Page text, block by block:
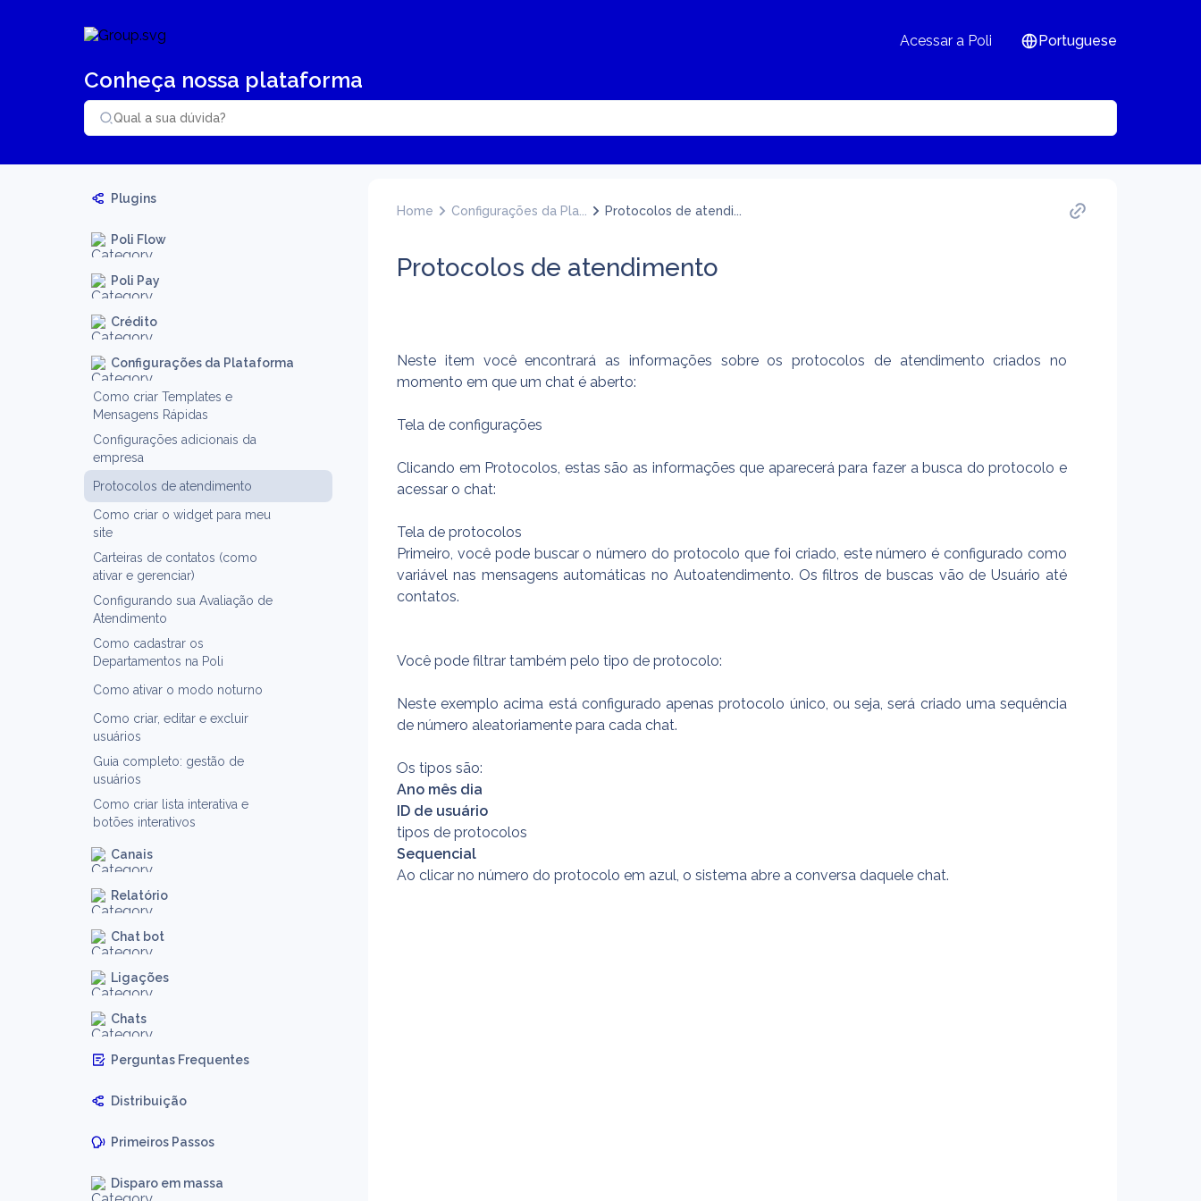
Acessar a Poli Portuguese
Conheça nossa plataforma
Plugins
Poli Flow
Poli Pay
Crédito
Configurações da Plataforma
Como criar Templates e
Mensagens Rápidas
Configurações adicionais da
empresa
Protocolos de atendimento
Como criar o widget para meu
site
Carteiras de contatos (como
ativar e gerenciar)
Configurando sua Avaliação de
Atendimento
Como cadastrar os
Departamentos na Poli
Como ativar o modo noturno
Como criar, editar e excluir
usuários
Guia completo: gestão de
usuários
Como criar lista interativa e
botões interativos
Canais
Relatório
Chat bot
Ligações
Chats
Perguntas Frequentes
Distribuição
Primeiros Passos
Disparo em massa
Home Configurações da Pla... Protocolos de atendi...
Protocolos de atendimento
Neste item você encontrará as informações sobre os protocolos de atendimento criados no
momento em que um chat é aberto:
Tela de configurações
Clicando em Protocolos, estas são as informações que aparecerá para fazer a busca do protocolo e
acessar o chat:
Tela de protocolos
Primeiro, você pode buscar o número do protocolo que foi criado, este número é configurado como
variável nas mensagens automáticas no Autoatendimento. Os filtros de buscas vão de Usuário até
contatos.
Você pode filtrar também pelo tipo de protocolo:
Neste exemplo acima está configurado apenas protocolo único, ou seja, será criado uma sequência
de número aleatoriamente para cada chat.
Os tipos são:
Ano mês dia
ID de usuário
tipos de protocolos
Sequencial
Ao clicar no número do protocolo em azul, o sistema abre a conversa daquele chat.